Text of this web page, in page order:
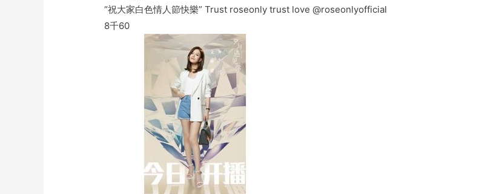
“祝大家白色情人節快樂” Trust roseonly trust love @roseonlyofficial
8千60